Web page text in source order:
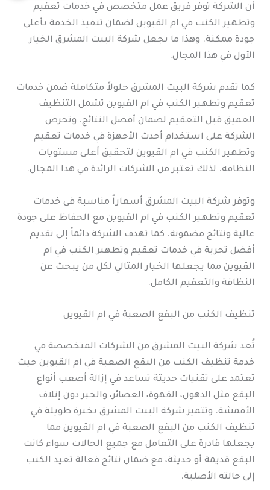
أن الشركة توفر فريق عمل متخصص في خدمات تعقيم
وتطهير الكنب في ام القيوين لضمان تنفيذ الخدمة بأعلى
جودة ممكنة. وهذا ما يجعل شركة البيت المشرق الخيار
الأول في هذا المجال.
كما تقدم شركة البيت المشرق حلولاً متكاملة ضمن خدمات
تعقيم وتطهير الكنب في ام القيوين تشمل التنظيف
العميق قبل التعقيم لضمان أفضل النتائج. وتحرص
الشركة على استخدام أحدث الأجهزة في خدمات تعقيم
وتطهير الكنب في ام القيوين لتحقيق أعلى مستويات
النظافة. لذلك تعتبر من الشركات الرائدة في هذا المجال.
وتوفر شركة البيت المشرق أسعاراً مناسبة في خدمات
تعقيم وتطهير الكنب في ام القيوين مع الحفاظ على جودة
عالية ونتائج مضمونة. كما تهدف الشركة دائماً إلى تقديم
أفضل تجربة في خدمات تعقيم وتطهير الكنب في ام
القيوين مما يجعلها الخيار المثالي لكل من يبحث عن
النظافة والتعقيم الكامل.
تنظيف الكنب من البقع الصعبة في ام القيوين
تُعد شركة البيت المشرق من الشركات المتخصصة في
خدمة تنظيف الكنب من البقع الصعبة في ام القيوين حيث
تعتمد على تقنيات حديثة تساعد في إزالة أصعب أنواع
البقع مثل الدهون، القهوة، العصائر، والحبر دون إتلاف
الأقمشة. وتتميز شركة البيت المشرق بخبرة طويلة في
تنظيف الكنب من البقع الصعبة في ام القيوين مما
يجعلها قادرة على التعامل مع جميع الحالات سواء كانت
البقع قديمة أو حديثة، مع ضمان نتائج فعالة تعيد الكنب
إلى حالته الأصلية.